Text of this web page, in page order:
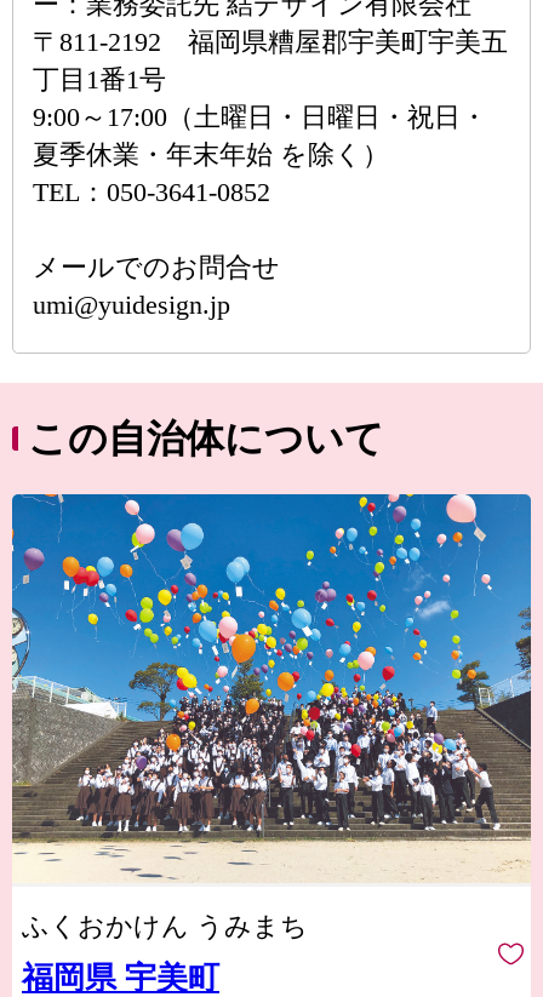
〒811-2192 福岡県糟屋郡宇美町宇美五
丁目1番1号
9:00～17:00（土曜日・日曜日・祝日・
夏季休業・年末年始 を除く）
TEL：050-3641-0852
メールでのお問合せ
umi@yuidesign.jp
この自治体について
ふくおかけん うみまち
福岡県 宇美町